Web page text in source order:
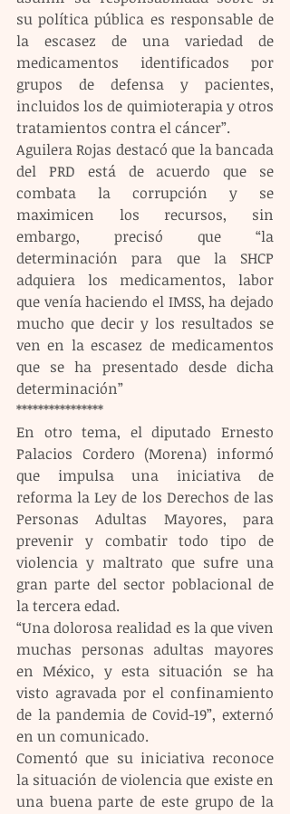
su política pública es responsable de
la escasez de una variedad de
medicamentos identificados por
grupos de defensa y pacientes,
incluidos los de quimioterapia y otros
tratamientos contra el cáncer”.
Aguilera Rojas destacó que la bancada
del PRD está de acuerdo que se
combata la corrupción y se
maximicen los recursos, sin
embargo, precisó que “la
determinación para que la SHCP
adquiera los medicamentos, labor
que venía haciendo el IMSS, ha dejado
mucho que decir y los resultados se
ven en la escasez de medicamentos
que se ha presentado desde dicha
determinación”
****************
En otro tema, el diputado Ernesto
Palacios Cordero (Morena) informó
que impulsa una iniciativa de
reforma la Ley de los Derechos de las
Personas Adultas Mayores, para
prevenir y combatir todo tipo de
violencia y maltrato que sufre una
gran parte del sector poblacional de
la tercera edad.
“Una dolorosa realidad es la que viven
muchas personas adultas mayores
en México, y esta situación se ha
visto agravada por el confinamiento
de la pandemia de Covid-19”, externó
en un comunicado.
Comentó que su iniciativa reconoce
la situación de violencia que existe en
una buena parte de este grupo de la